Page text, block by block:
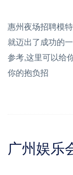
惠州夜场招聘模
就迈出了成功的
参考,这里可以给
你的抱负招
广州娱乐